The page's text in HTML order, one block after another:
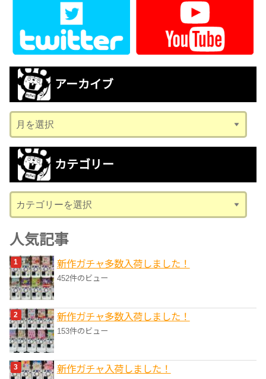
アーカイブ
ー
カ
ブ
カテゴリー
テ
ゴ
リ
ー
人気記事
新作ガチャ多数入荷しました！
452件のビュー
新作ガチャ多数入荷しました！
153件のビュー
新作ガチャ入荷しました！